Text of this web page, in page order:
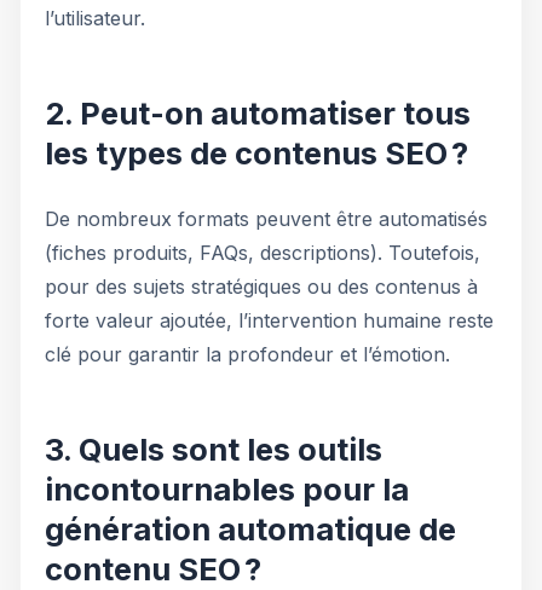
l’utilisateur.
2. Peut-on automatiser tous
les types de contenus SEO ?
De nombreux formats peuvent être automatisés
(fiches produits, FAQs, descriptions). Toutefois,
pour des sujets stratégiques ou des contenus à
forte valeur ajoutée, l’intervention humaine reste
clé pour garantir la profondeur et l’émotion.
3. Quels sont les outils
incontournables pour la
génération automatique de
contenu SEO ?